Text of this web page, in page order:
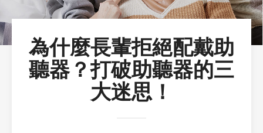
為什麼長輩拒絕配戴助
聽器？打破助聽器的三
大迷思！